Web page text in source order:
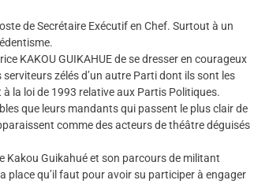
de Secrétaire Exécutif en Chef. Surtout à un
KAKOU GUIKAHUE de se dresser en courageux
serviteurs zélés d’un autre Parti dont ils sont les
la loi de 1993 relative aux Partis Politiques.
que leurs mandants qui passent le plus clair de
comme des acteurs de théâtre déguisés
Kakou Guikahué et son parcours de militant
place qu’il faut pour avoir su participer à engager